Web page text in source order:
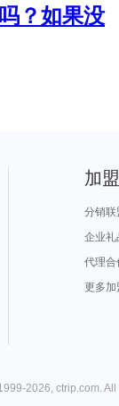
？如果没
加
分销联
企业礼
代理合
更多加
2026 ctrip.com .